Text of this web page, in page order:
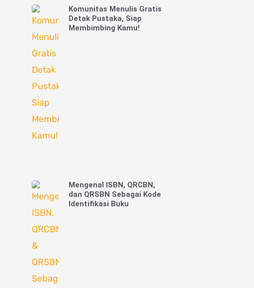
Komunitas Menulis Gratis
Detak Pustaka, Siap
Membimbing Kamu!
Mengenal ISBN, QRCBN,
dan QRSBN Sebagai Kode
Identifikasi Buku